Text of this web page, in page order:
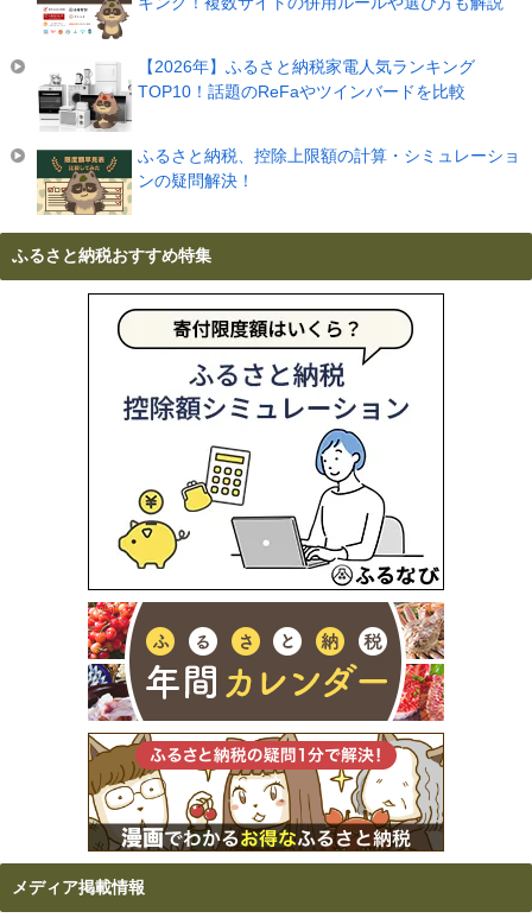
【2026年】ふるさと納税家電人気ランキング
TOP10！話題のReFaやツインバードを比較
ふるさと納税、控除上限額の計算・シミュレーショ
ンの疑問解決！
ふるさと納税おすすめ特集
メディア掲載情報